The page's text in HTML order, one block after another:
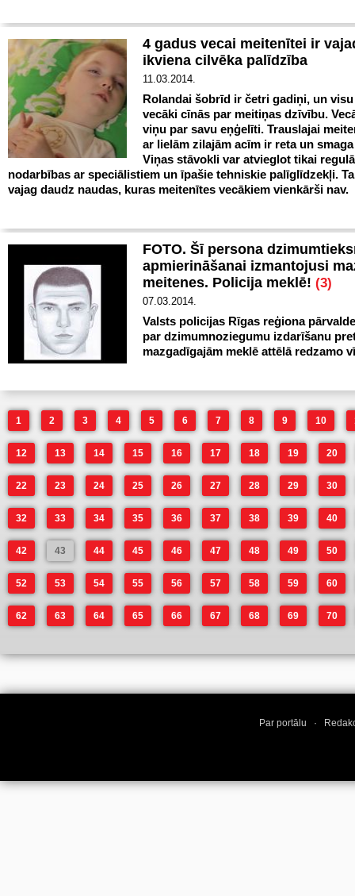
4 gadus vecai meitenītei ir
ikviena cilvēka palīdzība
11.03.2014.
Rolandai šobrīd ir četri gadiņi, un
vecāki cīnās par meitiņas dzīvību.
viņu par savu eņģelīti. Trauslajai
ar lielām zilajām acīm ir reta un
Viņas stāvokli var atvieglot tikai
nodarbības ar speciālistiem un īpašie tehniskie palīglīdzekļi.
vajag daudz naudas, kuras meitenītes vecākiem vienkārši nav.
FOTO. Šī persona
apmierināšanai izmantojusi
meitenes. Policija meklē! (3)
07.03.2014.
Valsts policijas Rīgas reģiona
par dzimumnoziegumu izdarīšanu
mazgadīgajām meklē attēlā redzamo
1 2 3 4 5 6 7 8 9 10
12 13 14 15 16 17 18 19 20
22 23 24 25 26 27 28 29 30
32 33 34 35 36 37 38 39 40
42 43 44 45 46 47 48 49 50
52 53 54 55 56 57 58 59 60
62 63 64 65 66 67 68 69 70
Par portālu ·